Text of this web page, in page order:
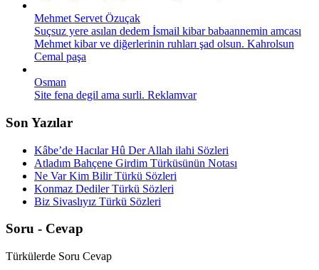
Mehmet Servet Özuçak
Suçsuz yere asılan dedem İsmail kibar babaannemin amcası
Mehmet kibar ve diğerlerinin ruhları şad olsun. Kahrolsun
Cemal paşa
Osman
Site fena degil ama surli. Reklamvar
Son Yazılar
Kâbe’de Hacılar Hû Der Allah ilahi Sözleri
Atladım Bahçene Girdim Türküsünün Notası
Ne Var Kim Bilir Türkü Sözleri
Konmaz Dediler Türkü Sözleri
Biz Sivaslıyız Türkü Sözleri
Soru - Cevap
Türkülerde Soru Cevap